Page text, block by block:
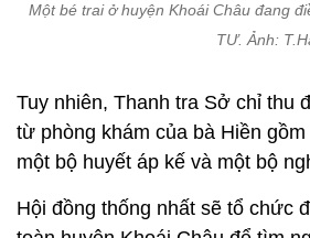
Một bé trai ở huyện Khoái Châu đang
TƯ. Ảnh:
Tuy nhiên, Thanh tra Sở chỉ thu
từ phòng khám của bà Hiền
một bộ huyết áp kế và một bộ
Hội đồng thống nhất sẽ tổ chức